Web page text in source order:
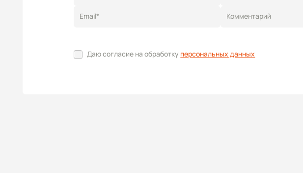
Email* Комментарий
Даю согласие на обработку персональных данных